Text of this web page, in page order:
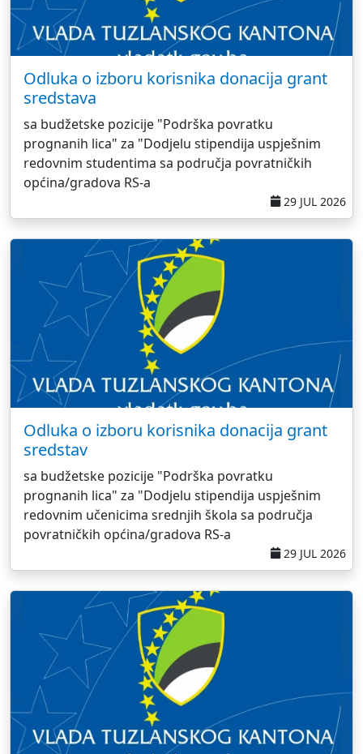
Odluka o izboru korisnika donacija grant
sredstava
sa budžetske pozicije "Podrška povratku
prognanih lica" za "Dodjelu stipendija uspješnim
redovnim studentima sa područja povratničkih
općina/gradova RS-a
29 JUL 2026
Odluka o izboru korisnika donacija grant
sredstav
sa budžetske pozicije "Podrška povratku
prognanih lica" za "Dodjelu stipendija uspješnim
redovnim učenicima srednjih škola sa područja
povratničkih općina/gradova RS-a
29 JUL 2026